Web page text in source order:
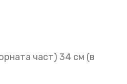
част) 34 см (в